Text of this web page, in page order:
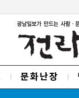
문화난장